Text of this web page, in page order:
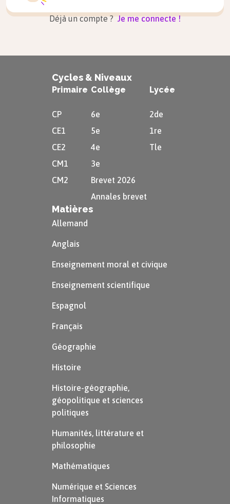
Déjà un compte ? Je me connecte !
Cycles & Niveaux
Primaire
CP
CE1
CE2
CM1
CM2
Collège
6e
5e
4e
3e
Brevet 2026
Annales brevet
Lycée
2de
1re
Tle
Matières
Allemand
Anglais
Enseignement moral et civique
Enseignement scientifique
Espagnol
Français
Géographie
Histoire
Histoire-géographie,
géopolitique et sciences
politiques
Humanités, littérature et
philosophie
Mathématiques
Numérique et Sciences
Informatiques